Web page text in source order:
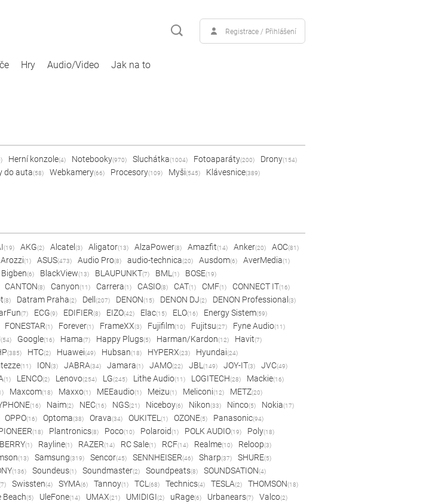
Registrace / Přihlášení
Hry Audio/Video Jak na to
Herní konzole(4) Notebooky(970) Sluchátka(1004) Fotoaparáty(200) Drony(154)
do auta(58) Webkamery(66) Procesory(109) Myši(545) Klávesnice(389)
(19) AKG(2) Alcatel (3) Aligator(13) AlzaPower(8) Amazfit(14) Anker(20) AOC(81)
Arozzi(1) ASUS(473) Audio Pro(8) audio-technica(20) Ausdom(6) AverMedia(1)
Bigben(6) BlackView(13) BLAUPUNKT(7) BML(1) BOSE(19)
CANTON(8) Canyon(11) Carrera(1) CASIO(8) CAT(1) CMF(1) CONNECT IT(16)
(8) Datram Praha(2) Dell (207) DENON(15) DENON DJ(2) DENON Professional (3)
(7) ECG(9) EDIFIER(8) EIZO(42) Elac(15) ELO(16) Energy Sistem(59)
FONESTAR(1) Forever(1) FrameXX(3) Fujifilm(10) Fujitsu(27) Fyne Audio(11)
(54) Google(16) Hama(7) Happy Plugs(5) Harman/Kardon(12) Havit(7)
(385) HTC(2) Huawei(49) Hubsan(18) HYPERX(23) Hyundai(24)
(11) ION(3) JABRA(34) Jamara(1) JAMO(22) JBL(149) JOY-IT(3) JVC(49)
(1) LENCO(2) Lenovo(254) LG(245) Lithe Audio(11) LOGITECH(28) Mackie(16)
Maxcom(18) Maxxo(1) MEEaudio(1) Meizu(1) Meliconi(12) METZ(20)
(16) Naim(2) NEC(16) NGS(21) Niceboy(6) Nikon(33) Ninco(5) Nokia(17)
OPPO(16) Optoma(38) Orava(34) OUKITEL(1) OZONE(5) Panasonic(94)
(18) Plantronics(8) Poco(10) Polaroid(1) POLK AUDIO(19) Poly(18)
(1) Rayline(1) RAZER(14) RC Sale(1) RCF(14) Realme(10) Reloop(3)
(13) Samsung(319) Sencor(45) SENNHEISER(46) Sharp(37) SHURE(5)
(136) Soundeus(1) Soundmaster(2) Soundpeats(8) SOUNDSATION(4)
Swissten(4) SYMA(6) Tannoy(1) TCL(68) Technics(4) TESLA(2) THOMSON(18)
Beach(5) UleFone(14) UMAX(21) UMIDIGI(2) uRage(6) Urbanears(7) Valco(2)